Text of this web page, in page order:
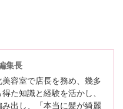
集長
容室で店長を務め、幾多
た知識と経験を活かし、
出し、「本当に髪が綺麗